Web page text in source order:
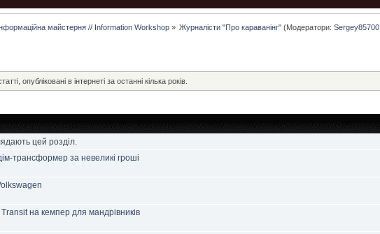
майстерня // Information Workshop» Журналісти "Про караванінг" (Модератори:Sergey85700
опубліковані в інтернеті за останні кілька років.
цей розділ.
трансформер за невеликі гроші
на кемпер для мандрівників